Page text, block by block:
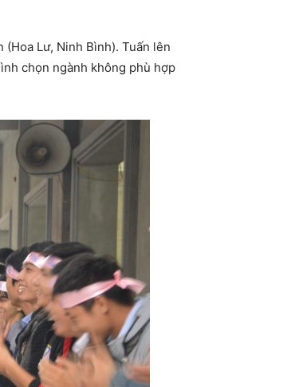
Lư, Ninh Bình). Tuấn lên
chọn ngành không phù hợp